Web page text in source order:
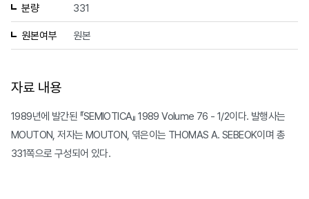
분량 331
원본여부 원본
자료 내용
1989년에 발간된 『SEMIOTICA』 1989 Volume 76 - 1/2이다. 발행사는
MOUTON, 저자는 MOUTON, 엮은이는 THOMAS A. SEBEOK이며 총
331쪽으로 구성되어 있다.